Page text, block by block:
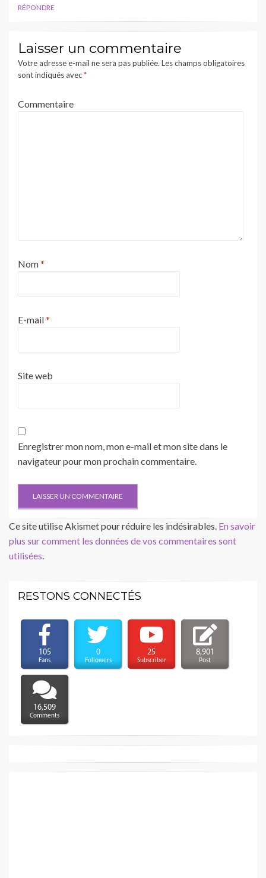
RÉPONDRE
Laisser un commentaire
Votre adresse e-mail ne sera pas publiée. Les champs obligatoires
sont indiqués avec*
Commentaire
Nom*
E-mail*
Site web
Enregistrer mon nom, mon e-mail et mon site dans le
navigateur pour mon prochain commentaire.
Ce site utilise Akismet pour réduire les indésirables. En savoir
plus sur comment les données de vos commentaires sont
utilisées.
RESTONS CONNECTÉS
105
Fans
0
Followers
25
Subscriber
8,901
Post
16,509
Comments